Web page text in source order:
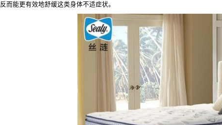
反而能更有效地舒缓这类身体不适症状。